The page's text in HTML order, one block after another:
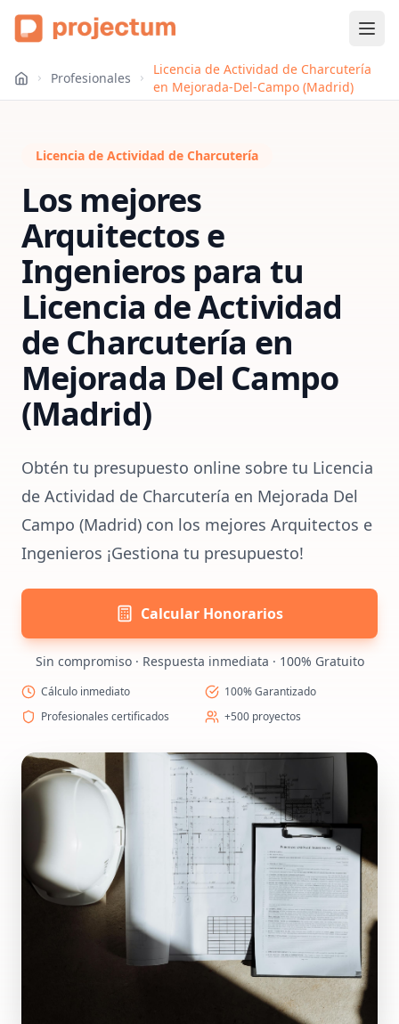
Profesionales
Licencia de Actividad de Charcutería
en Mejorada-Del-Campo (Madrid)
Licencia de Actividad de Charcutería
Los mejores
Arquitectos e
Ingenieros para tu
Licencia de Actividad
de Charcutería en
Mejorada Del Campo
(Madrid)
Obtén tu presupuesto online sobre tu Licencia
de Actividad de Charcutería en Mejorada Del
Campo (Madrid) con los mejores Arquitectos e
Ingenieros ¡Gestiona tu presupuesto!
Calcular Honorarios
Sin compromiso · Respuesta inmediata · 100% Gratuito
Cálculo inmediato
100% Garantizado
Profesionales certificados
+500 proyectos